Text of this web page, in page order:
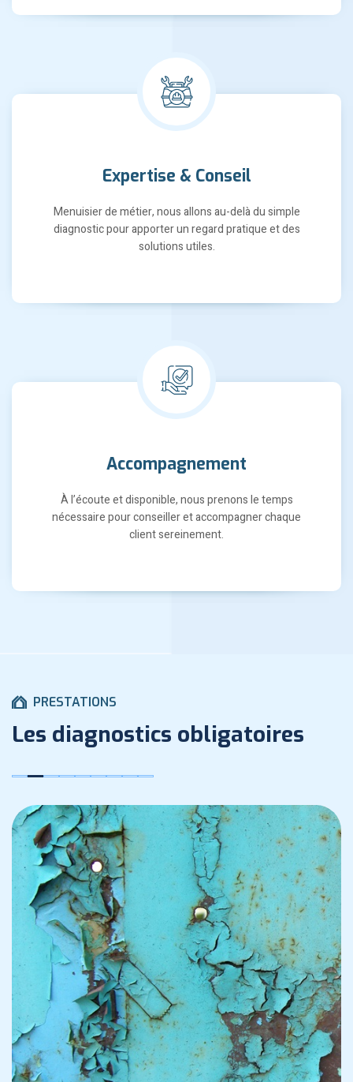
Expertise & Conseil
Menuisier de métier, nous allons au-delà du simple
diagnostic pour apporter un regard pratique et des
solutions utiles.
Accompagnement
À l’écoute et disponible, nous prenons le temps
nécessaire pour conseiller et accompagner chaque
client sereinement.
PRESTATIONS
Les diagnostics obligatoires